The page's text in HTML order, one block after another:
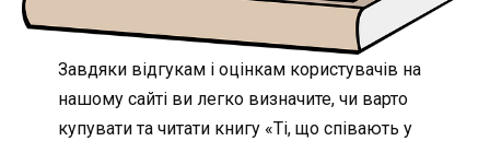
Завдяки відгукам і оцінкам користувачів на
нашому сайті ви легко визначите, чи варто
купувати та читати книгу «Ті, що співають у